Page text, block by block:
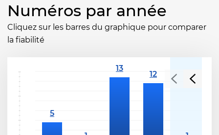
Numéros par année
Cliquez sur les barres du graphique pour comparer
la fiabilité